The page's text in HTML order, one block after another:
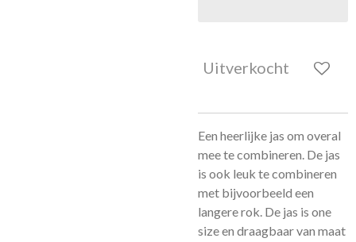
Uitverkocht
Een heerlijke jas om overal
mee te combineren. De jas
is ook leuk te combineren
met bijvoorbeeld een
langere rok. De jas is one
size en draagbaar van maat